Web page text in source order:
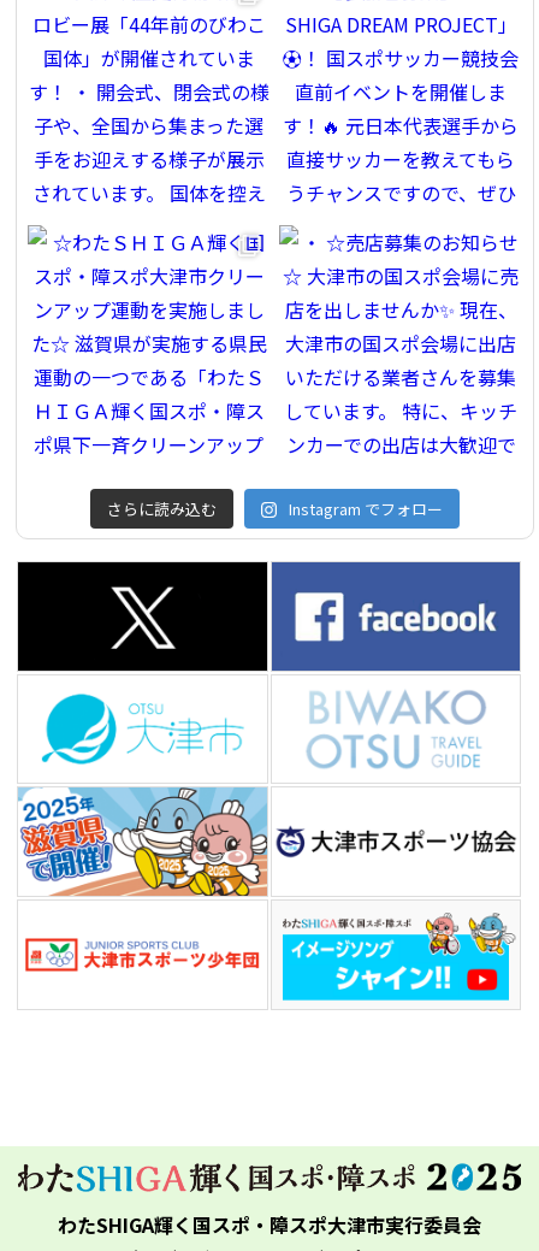
さらに読み込む Instagram でフォロー
わたSHIGA輝く国スポ・障スポ大津市実行委員会